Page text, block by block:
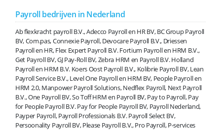
Payroll bedrijven in Nederland
Ab flexkracht payroll B.V., Adecco Payroll en HR BV, BC Group Payroll
BV, Com.pas, Connexie Payroll, Devocare Payroll B.V., Driessen
Payroll en HR, Flex Expert Payroll B.V. Fortium Payroll en HRM B.V.,
Get Payroll BV, GJ Pay-Roll BV, Zebra HRM en Payroll B.V. Holland
Payroll en HRM B.V. Koers Oost Payroll B.V., Kolibrie Payroll BV, Lean
Payroll Service B.V., Level One Payroll en HRM BV, People Payroll en
HRM 2.0, Manpower Payroll Solutions, Nedflex Payroll, Next Payroll
B.V., One Payroll BV, So Toff HRM en Payroll BV, Pay to Payroll, Pay
for People Payroll B.V. Pay for People Payroll BV, Payroll Nederland,
Payper Payroll, Payroll Professionals B.V. Payroll Select BV,
Persoonality Payroll BV, Please Payroll B.V., Pro Payroll, P-services